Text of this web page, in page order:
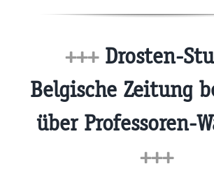
+++Drosten-
Belgische Zeitung
über Professoren-
+++